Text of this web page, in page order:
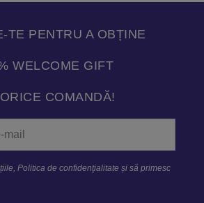
TE PENTRU A OBȚINE
WELCOME GIFT
COMANDĂ!
,Politica de confidenţialitate și să primesc